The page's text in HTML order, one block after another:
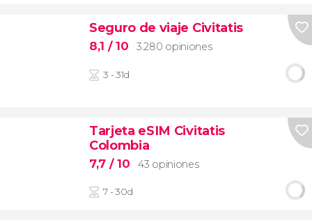
Seguro de viaje Civitatis
8,1 / 10 3.280 opiniones
3 - 31d
Tarjeta eSIM Civitatis
Colombia
7,7 / 10 43 opiniones
7 - 30d